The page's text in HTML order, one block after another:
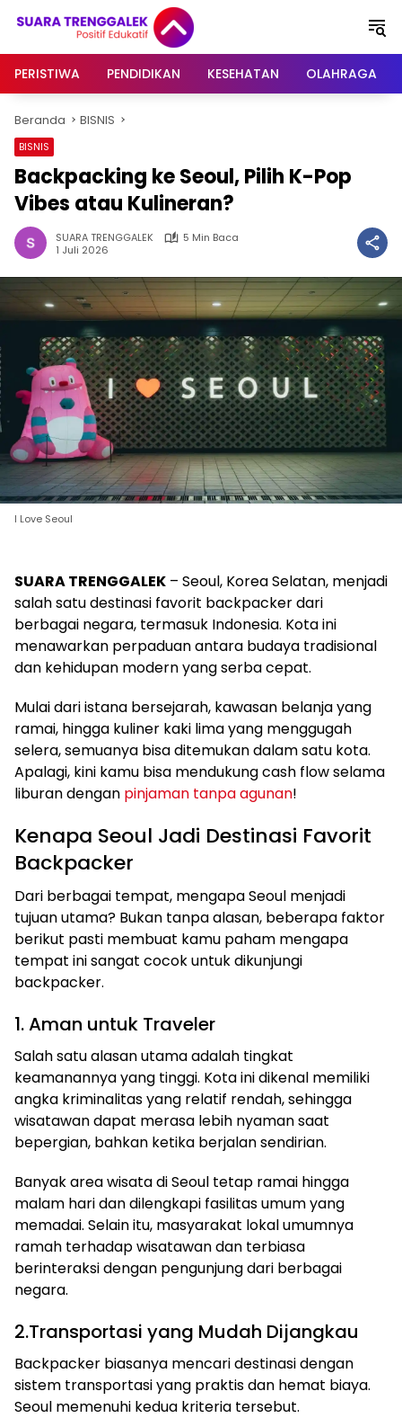
PERISTIWA
PENDIDIKAN KESEHATAN OLAHRAGA
Beranda BISNIS
BISNIS
Backpacking ke Seoul, Pilih K-Pop
Vibes atau Kulineran?
SUARA TRENGGALEK
5 Min Baca
1 Juli 2026
I Love Seoul
SUARA TRENGGALEK – Seoul, Korea Selatan, menjadi
salah satu destinasi favorit backpacker dari
berbagai negara, termasuk Indonesia. Kota ini
menawarkan perpaduan antara budaya tradisional
dan kehidupan modern yang serba cepat.
Mulai dari istana bersejarah, kawasan belanja yang
ramai, hingga kuliner kaki lima yang menggugah
selera, semuanya bisa ditemukan dalam satu kota.
Apalagi, kini kamu bisa mendukung cash flow selama
liburan dengan pinjaman tanpa agunan!
Kenapa Seoul Jadi Destinasi Favorit
Backpacker
Dari berbagai tempat, mengapa Seoul menjadi
tujuan utama? Bukan tanpa alasan, beberapa faktor
berikut pasti membuat kamu paham mengapa
tempat ini sangat cocok untuk dikunjungi
backpacker.
1. Aman untuk Traveler
Salah satu alasan utama adalah tingkat
keamanannya yang tinggi. Kota ini dikenal memiliki
angka kriminalitas yang relatif rendah, sehingga
wisatawan dapat merasa lebih nyaman saat
bepergian, bahkan ketika berjalan sendirian.
Banyak area wisata di Seoul tetap ramai hingga
malam hari dan dilengkapi fasilitas umum yang
memadai. Selain itu, masyarakat lokal umumnya
ramah terhadap wisatawan dan terbiasa
berinteraksi dengan pengunjung dari berbagai
negara.
2.Transportasi yang Mudah Dijangkau
Backpacker biasanya mencari destinasi dengan
sistem transportasi yang praktis dan hemat biaya.
Seoul memenuhi kedua kriteria tersebut.